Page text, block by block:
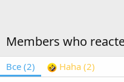
Members who
Все (2) Haha (2)